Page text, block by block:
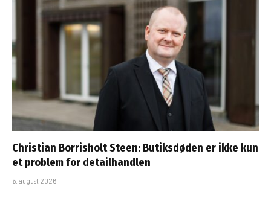
Christian Borrisholt Steen: Butiksdøden er ikke kun
et problem for detailhandlen
6. august 2026